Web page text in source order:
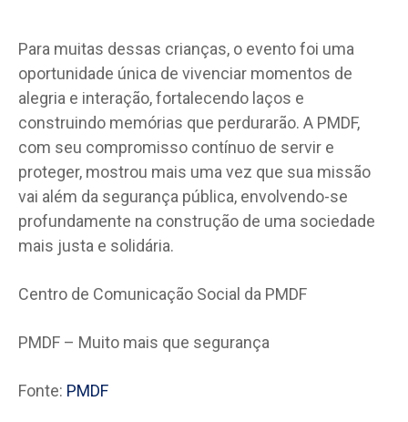
Para muitas dessas crianças, o evento foi uma
oportunidade única de vivenciar momentos de
alegria e interação, fortalecendo laços e
construindo memórias que perdurarão. A PMDF,
com seu compromisso contínuo de servir e
proteger, mostrou mais uma vez que sua missão
vai além da segurança pública, envolvendo-se
profundamente na construção de uma sociedade
mais justa e solidária.
Centro de Comunicação Social da PMDF
PMDF – Muito mais que segurança
Fonte: PMDF